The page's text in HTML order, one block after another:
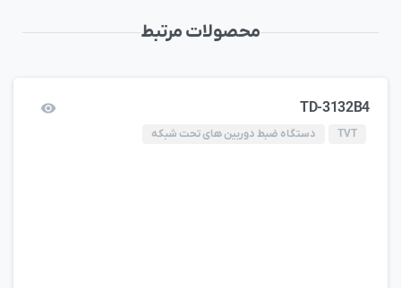
محصولات مرتبط
TD-3132B4
TVT دستگاه ضبط دوربین های تحت شبکه